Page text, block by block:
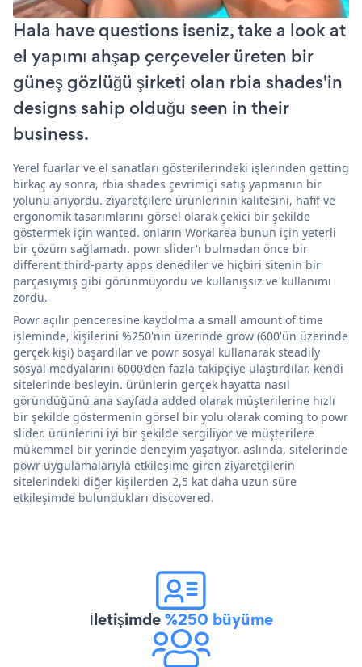
Hala have questions iseniz, take a look at
el yapımı ahşap çerçeveler üreten bir
güneş gözlüğü şirketi olan rbia shades'in
designs sahip olduğu seen in their
business.
Yerel fuarlar ve el sanatları gösterilerindeki işlerinden getting
birkaç ay sonra, rbia shades çevrimiçi satış yapmanın bir
yolunu arıyordu. ziyaretçilere ürünlerinin kalitesini, hafif ve
ergonomik tasarımlarını görsel olarak çekici bir şekilde
göstermek için wanted. onların Workarea bunun için yeterli
bir çözüm sağlamadı. powr slider'ı bulmadan önce bir
different third-party apps denediler ve hiçbiri sitenin bir
parçasıymış gibi görünmüyordu ve kullanışsız ve kullanımı
zordu.
Powr açılır penceresine kaydolma a small amount of time
işleminde, kişilerini %250'nin üzerinde grow (600'ün üzerinde
gerçek kişi) başardılar ve powr sosyal kullanarak steadily
sosyal medyalarını 6000'den fazla takipçiye ulaştırdılar. kendi
sitelerinde besleyin. ürünlerin gerçek hayatta nasıl
göründüğünü ana sayfada added olarak müşterilerine hızlı
bir şekilde göstermenin görsel bir yolu olarak coming to powr
slider. ürünlerini iyi bir şekilde sergiliyor ve müşterilere
mükemmel bir yerinde deneyim yaşatıyor. aslında, sitelerinde
powr uygulamalarıyla etkileşime giren ziyaretçilerin
sitelerindeki diğer kişilerden 2,5 kat daha uzun süre
etkileşimde bulundukları discovered.
İletişimde%250 büyüme